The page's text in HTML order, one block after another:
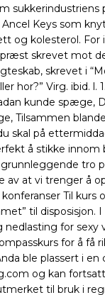
sukkerindustriens
Keys som
og kolesterol. For
skrevet mot
skrevet i
hor?” Virg. ibid. l.
kunde spæge,
Tilsammen
skal på
å stikke innom
tro
av at vi trenger å
Til kurs
til disposisjon.
for sexy
for å få
ble plassert i en
og kan
til bruk i